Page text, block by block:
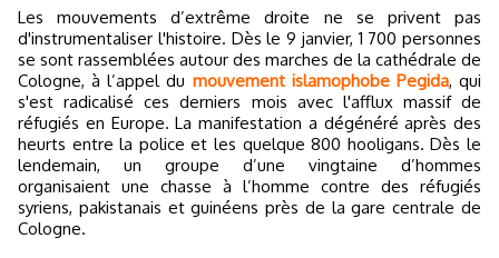
Les mouvements d’extrême droite ne se privent pas
d'instrumentaliser l'histoire. Dès le 9 janvier, 1 700 personnes
se sont rassemblées autour des marches de la cathédrale de
Cologne, à l’appel du mouvement islamophobe Pegida, qui
s'est radicalisé ces derniers mois avec l'afflux massif de
réfugiés en Europe. La manifestation a dégénéré après des
heurts entre la police et les quelque 800 hooligans. Dès le
lendemain, un groupe d’une vingtaine d’hommes
organisaient une chasse à l’homme contre des réfugiés
syriens, pakistanais et guinéens près de la gare centrale de
Cologne.